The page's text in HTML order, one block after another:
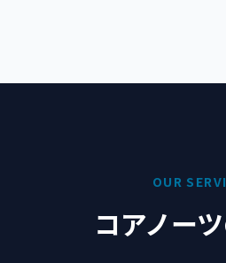
OUR
コアノー